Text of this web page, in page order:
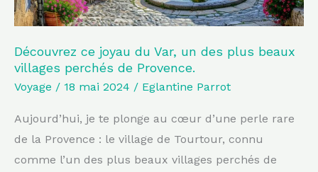
Découvrez ce joyau du Var, un des plus beaux
villages perchés de Provence.
Voyage / 18 mai 2024 / Eglantine Parrot
Aujourd’hui, je te plonge au cœur d’une perle rare
de la Provence : le village de Tourtour, connu
comme l’un des plus beaux villages perchés de
beaux
villages
perchés
de
Provence.